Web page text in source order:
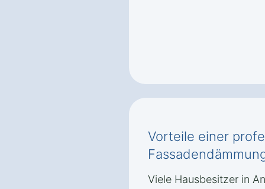
Vorteile einer
Viele Hausbesitzer in